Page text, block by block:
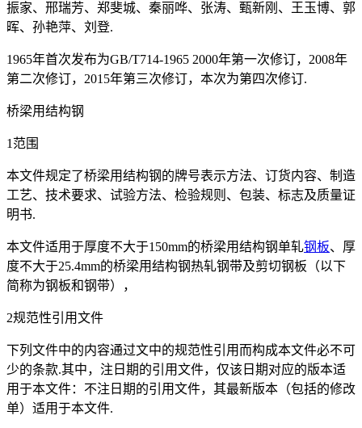
振家、邢瑞芳、郑斐城、秦丽哗、张涛、甄新刚、王玉博、郭
晖、孙艳萍、刘登.
1965年首次发布为GB/T714-1965 2000年第一次修订，2008年
第二次修订，2015年第三次修订，本次为第四次修订.
桥梁用结构钢
1范围
本文件规定了桥梁用结构钢的牌号表示方法、订货内容、制造
工艺、技术要求、试验方法、检验规则、包装、标志及质量证
明书.
本文件适用于厚度不大于150mm的桥梁用结构钢单轧钢板、厚
度不大于25.4mm的桥梁用结构钢热轧钢带及剪切钢板（以下
简称为钢板和钢带），
2规范性引用文件
下列文件中的内容通过文中的规范性引用而构成本文件必不可
少的条款.其中，注日期的引用文件，仅该日期对应的版本适
用于本文件：不注日期的引用文件，其最新版本（包括的修改
单）适用于本文件.